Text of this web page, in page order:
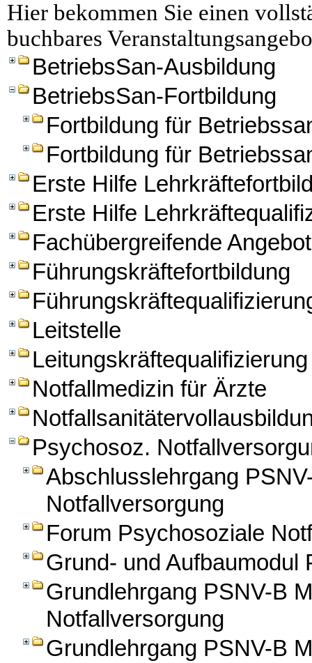
Hier bekommen Sie einen
buchbares
BetriebsSan-Ausbildung
BetriebsSan-Fortbildung
Fortbildung für
Fortbildung für
Erste Hilfe
Erste Hilfe
Fachübergreifende
Führungskräftefortbildung
Leitstelle
Leitungskräftequalifizierung
Notfallmedizin für Ärzte
Psychosoz.
Abschlusslehrgang
Notfallversorgung
Forum Psychosoziale
Grund- und Aufbaumodul
Grundlehrgang PSNV-B
Notfallversorgung
Grundlehrgang PSNV-B